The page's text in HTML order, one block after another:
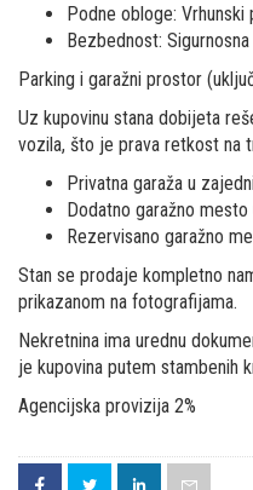
Podne obloge:
Bezbednost:
Parking i garažni prostor
Uz kupovinu stana dobijeta
vozila, što je prava retkost na
Privatna garaža u
Dodatno garažno
Rezervisano garažno
Stan se prodaje kompletno
prikazanom na fotografijama.
Nekretnina ima urednu
je kupovina putem stambenih
Agencijska provizija 2%